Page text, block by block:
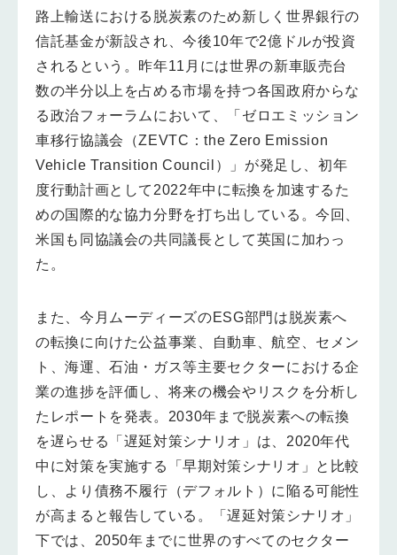
路上輸送における脱炭素のため新しく世界銀行の
信託基金が新設され、今後10年で2億ドルが投資
されるという。昨年11月には世界の新車販売台
数の半分以上を占める市場を持つ各国政府からな
る政治フォーラムにおいて、「ゼロエミッション
車移行協議会（ZEVTC：the Zero Emission
Vehicle Transition Council）」が発足し、初年
度行動計画として2022年中に転換を加速するた
めの国際的な協力分野を打ち出している。今回、
米国も同協議会の共同議長として英国に加わっ
た。
また、今月ムーディーズのESG部門は脱炭素へ
の転換に向けた公益事業、自動車、航空、セメン
ト、海運、石油・ガス等主要セクターにおける企
業の進捗を評価し、将来の機会やリスクを分析し
たレポートを発表。2030年まで脱炭素への転換
を遅らせる「遅延対策シナリオ」は、2020年代
中に対策を実施する「早期対策シナリオ」と比較
し、より債務不履行（デフォルト）に陥る可能性
が高まると報告している。「遅延対策シナリオ」
下では、2050年までに世界のすべてのセクター